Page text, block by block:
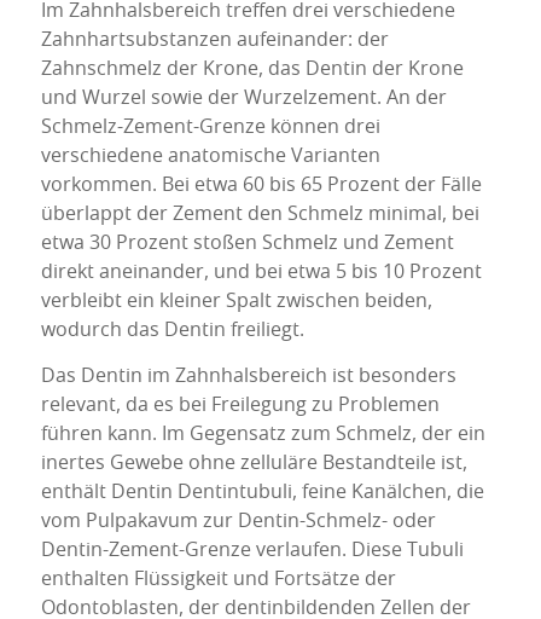
Im Zahnhalsbereich treffen drei verschiedene
Zahnhartsubstanzen aufeinander: der
Zahnschmelz der Krone, das Dentin der Krone
und Wurzel sowie der Wurzelzement. An der
Schmelz-Zement-Grenze können drei
verschiedene anatomische Varianten
vorkommen. Bei etwa 60 bis 65 Prozent der Fälle
überlappt der Zement den Schmelz minimal, bei
etwa 30 Prozent stoßen Schmelz und Zement
direkt aneinander, und bei etwa 5 bis 10 Prozent
verbleibt ein kleiner Spalt zwischen beiden,
wodurch das Dentin freiliegt.
Das Dentin im Zahnhalsbereich ist besonders
relevant, da es bei Freilegung zu Problemen
führen kann. Im Gegensatz zum Schmelz, der ein
inertes Gewebe ohne zelluläre Bestandteile ist,
enthält Dentin Dentintubuli, feine Kanälchen, die
vom Pulpakavum zur Dentin-Schmelz- oder
Dentin-Zement-Grenze verlaufen. Diese Tubuli
enthalten Flüssigkeit und Fortsätze der
Odontoblasten, der dentinbildenden Zellen der